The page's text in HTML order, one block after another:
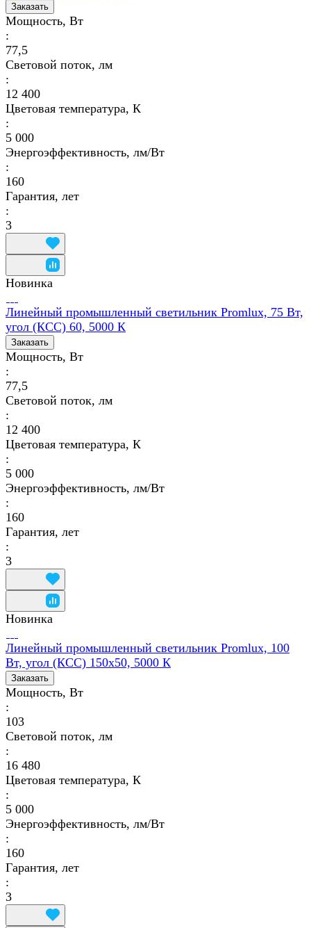
Заказать
Мощность, Вт
:
77,5
Световой поток, лм
:
12 400
Цветовая температура, К
:
5 000
Энергоэффективность, лм/Вт
:
160
Гарантия, лет
:
3
Новинка
Линейный промышленный светильник Promlux, 75 Вт,
угол (КСС) 60, 5000 К
Заказать
Мощность, Вт
:
77,5
Световой поток, лм
:
12 400
Цветовая температура, К
:
5 000
Энергоэффективность, лм/Вт
:
160
Гарантия, лет
:
3
Новинка
Линейный промышленный светильник Promlux, 100
Вт, угол (КСС) 150х50, 5000 К
Заказать
Мощность, Вт
:
103
Световой поток, лм
:
16 480
Цветовая температура, К
:
5 000
Энергоэффективность, лм/Вт
:
160
Гарантия, лет
:
3